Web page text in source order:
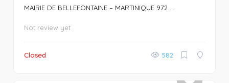
MAIRIE DE BELLEFONTAINE – MARTINIQUE 972 ...
Not review yet
Closed 582